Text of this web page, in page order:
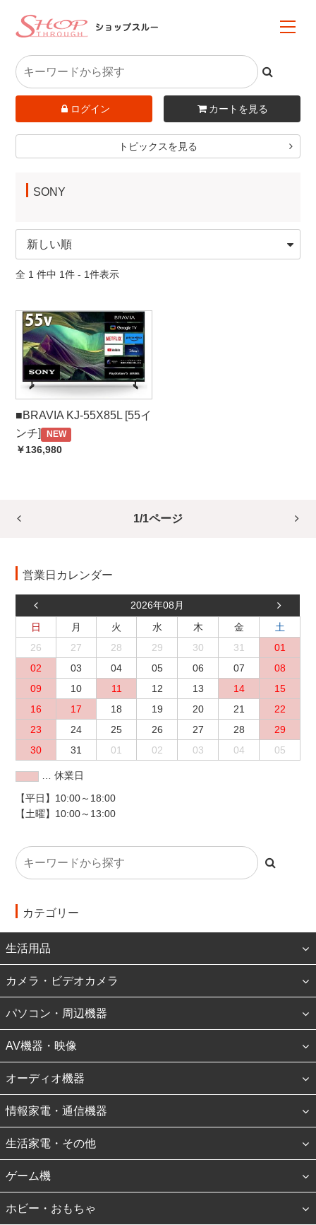
ログイン カートを見る
トピックスを見る
SONY
全 1 件中 1件 - 1件表示
■BRAVIA KJ-55X85L [55イ
ンチ]
NEW
￥136,980
1/1ページ
営業日カレンダー
2026年08月
日
月 火 水 木 金
土
26
27 28 29 30 31
01
02
03 04 05 06 07
08
09
10 11 12 13 14
15
16
17 18 19 20 21
22
23
24 25 26 27 28
29
30
31 01 02 03 04 05
… 休業日
【平日】10:00～18:00
【土曜】10:00～13:00
カテゴリー
生活用品
カメラ・ビデオカメラ
パソコン・周辺機器
AV機器・映像
オーディオ機器
情報家電・通信機器
生活家電・その他
ゲーム機
ホビー・おもちゃ